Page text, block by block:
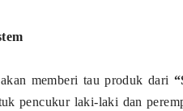
memberi tau produk dari
pencukur laki-laki dan